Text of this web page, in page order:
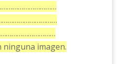
ninguna imagen.